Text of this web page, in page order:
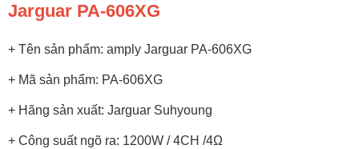
Jarguar PA-606XG
+ Tên sản phẩm: amply Jarguar PA-606XG
+ Mã sản phẩm: PA-606XG
+ Hãng sản xuất: Jarguar Suhyoung
+ Công suất ngõ ra: 1200W / 4CH /4Ω